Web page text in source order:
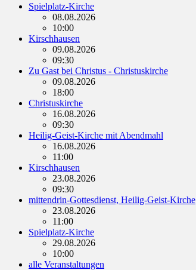
Spielplatz-Kirche
08.08.2026
10:00
Kirschhausen
09.08.2026
09:30
Zu Gast bei Christus - Christuskirche
09.08.2026
18:00
Christuskirche
16.08.2026
09:30
Heilig-Geist-Kirche mit Abendmahl
16.08.2026
11:00
Kirschhausen
23.08.2026
09:30
mittendrin-Gottesdienst, Heilig-Geist-Kirche
23.08.2026
11:00
Spielplatz-Kirche
29.08.2026
10:00
alle Veranstaltungen